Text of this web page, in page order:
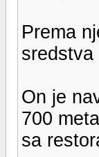
Prema
On je
700
sa